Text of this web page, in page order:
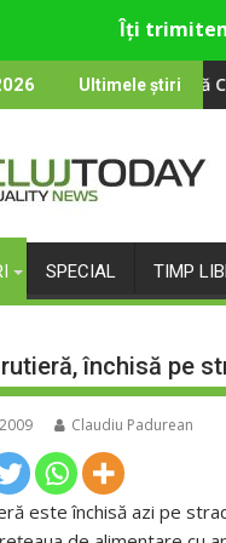
Ultimele știri
Carbochim într-un
SPECIAL TIMP
închisă pe
Claudiu Padurean
este închisă azi pe